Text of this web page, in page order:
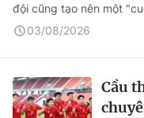
đội cũng tạo nên một
03/08/2026
Cầu